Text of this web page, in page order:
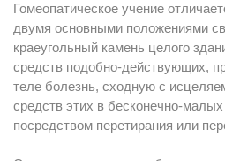
Гомеопатическое учение
двумя основными положениями
краеугольный камень целого
средств подобно-действующих,
теле болезнь, сходную с
средств этих в бесконечно-
посредством перетирания или